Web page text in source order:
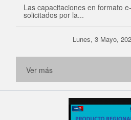
Las capacitaciones en formato
solicitados por la...
Lunes, 3 Mayo,
Ver más